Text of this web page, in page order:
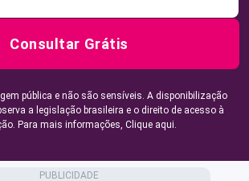
Consultar Grátis
pública e não são sensíveis. A disponibilização
a legislação brasileira e o direito de acesso à
Para mais informações, Clique aqui.